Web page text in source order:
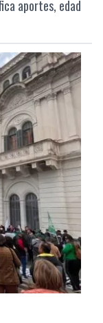
aportes, edad